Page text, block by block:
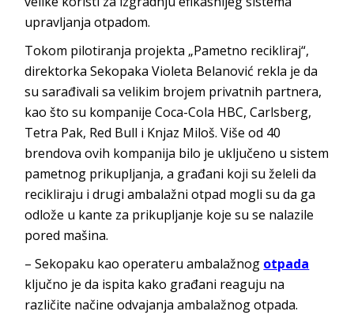
upravljanja otpadom.
Tokom pilotiranja projekta „Pametno recikliraj“,
direktorka Sekopaka Violeta Belanović rekla je da
su sarađivali sa velikim brojem privatnih partnera,
kao što su kompanije Coca-Cola HBC, Carlsberg,
Tetra Pak, Red Bull i Knjaz Miloš. Više od 40
brendova ovih kompanija bilo je uključeno u sistem
pametnog prikupljanja, a građani koji su želeli da
recikliraju i drugi ambalažni otpad mogli su da ga
odlože u kante za prikupljanje koje su se nalazile
pored mašina.
– Sekopaku kao operateru ambalažnog otpada
ključno je da ispita kako građani reaguju na
različite načine odvajanja ambalažnog otpada.